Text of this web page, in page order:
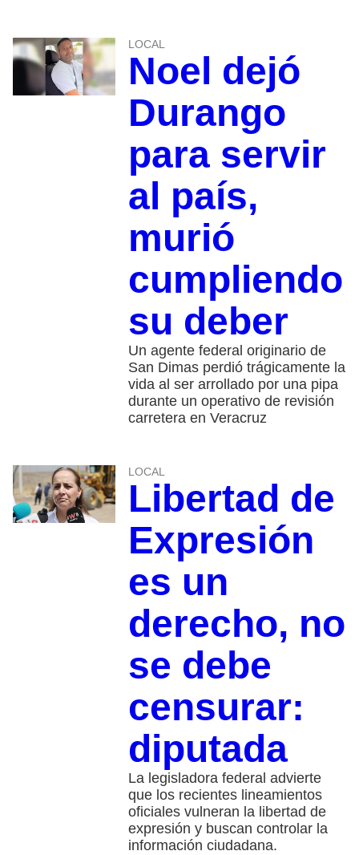
LOCAL
Noel dejó
Durango
para servir
al país,
murió
cumpliendo
su deber
Un agente federal originario de
San Dimas perdió trágicamente la
vida al ser arrollado por una pipa
durante un operativo de revisión
carretera en Veracruz
LOCAL
Libertad de
Expresión
es un
derecho, no
se debe
censurar:
diputada
La legisladora federal advierte
que los recientes lineamientos
oficiales vulneran la libertad de
expresión y buscan controlar la
información ciudadana.